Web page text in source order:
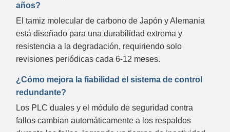
años?
El tamiz molecular de carbono de Japón y Alemania
está diseñado para una durabilidad extrema y
resistencia a la degradación, requiriendo solo
revisiones periódicas cada 6-12 meses.
¿Cómo mejora la fiabilidad el sistema de control
redundante?
Los PLC duales y el módulo de seguridad contra
fallos cambian automáticamente a los respaldos